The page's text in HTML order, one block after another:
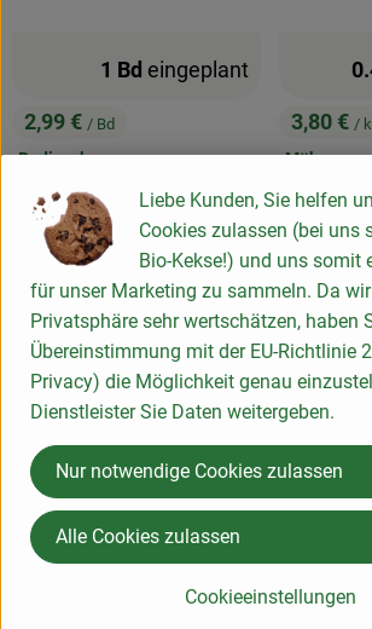
, Preis:
2,99 € / Bd
Radieschen
, Herkunft:
1 Bd eingeplant
, Preis:
3,80 €/
Möhren
, Herkunft:
, Preis:
3,30 €
Salat der Woche
1 Steingeplant
, Verband:
, Kontrollstelle:
DE-ÖKO-006
, Preis:
8,99 €
Tomaten,
regional
Liebe Kunden, Sie helfen
Cookies zulassen (bei uns
Bio-Kekse!) und uns somit
für unser Marketing zu sammeln. Da
Privatsphäre sehr wertschätzen, haben
Übereinstimmung mit der EU-Richtlinie
Privacy) die Möglichkeit genau
Dienstleister Sie Daten weitergeben.
Cookieeinstellungen
Nur notwendige Cookies zulassen
Alle Cookies zulassen